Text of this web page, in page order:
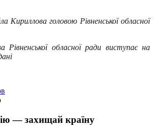
Кириллова головою Рівненської обласної
Рівненської обласної ради виступає на
— захищай країну